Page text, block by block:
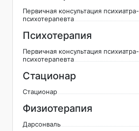
Первичная консультация психиатра-
психотерапевта
Психотерапия
Первичная консультация психиатра-
психотерапевта
Стационар
Стационар
Физиотерапия
Дарсонваль